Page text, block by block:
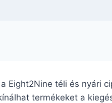
Eight2Nine téli és nyári
termékeket a